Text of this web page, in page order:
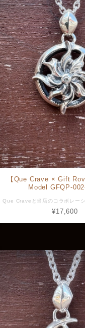
【Que Crave × Gift
Model GFQP-
¥17,600